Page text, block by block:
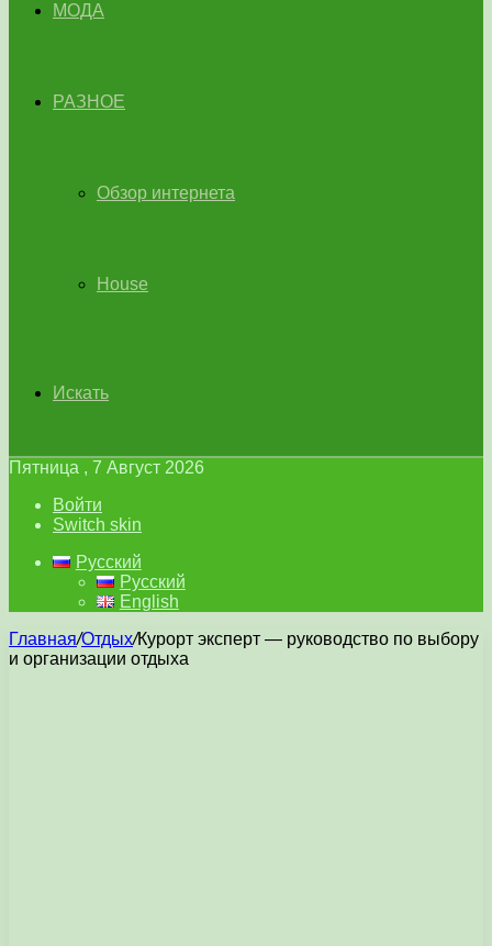
МОДА
РАЗНОЕ
Обзор интернета
House
Искать
Пятница , 7 Август 2026
Войти
Switch skin
Русский
Русский
English
Главная/Отдых/Курорт эксперт — руководство по выбору
и организации отдыха